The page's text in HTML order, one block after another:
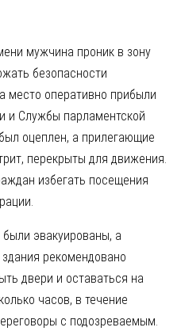
мужчина проник в зону
безопасности
место оперативно прибыли
и Службы парламентской
оцеплен, а прилегающие
перекрыты для движения.
избегать посещения
были эвакуированы, а
рекомендовано
двери и оставаться на
часов, в течение
с подозреваемым.